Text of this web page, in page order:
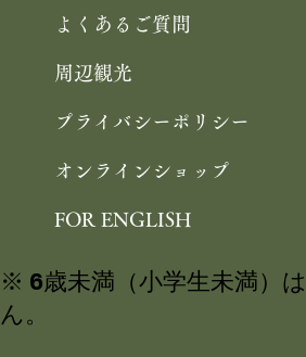
よくあるご質問
周辺観光
プライバシーポリシー
オンラインショップ
FOR ENGLISH
※ 6歳未満（小学生未満）
ん。